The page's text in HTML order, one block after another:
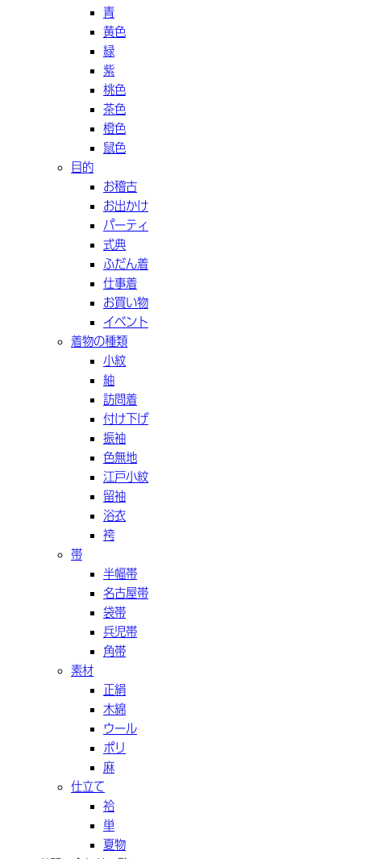
青
黄色
緑
紫
桃色
茶色
橙色
鼠色
目的
お稽古
お出かけ
パーティ
式典
ふだん着
仕事着
お買い物
イベント
着物の種類
小紋
紬
訪問着
付け下げ
振袖
色無地
江戸小紋
留袖
浴衣
袴
帯
半幅帯
名古屋帯
袋帯
兵児帯
角帯
素材
正絹
木綿
ウール
ポリ
麻
仕立て
袷
単
夏物